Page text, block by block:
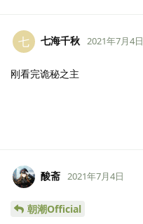
七 七海千秋 2021年7月4日
刚看完诡秘之主
酸斋 2021年7月4日
朝潮Official